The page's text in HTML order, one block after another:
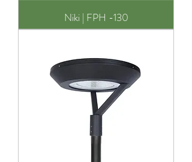
Niki | FPH -130